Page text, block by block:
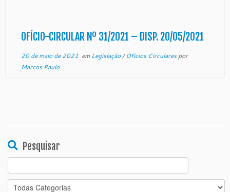
OFÍCIO-CIRCULAR Nº 31/2021 – DISP. 20/05/2021
20 de maio de 2021 em Legislação/Ofícios Circularespor
Marcos Paulo
Pesquisar
for: